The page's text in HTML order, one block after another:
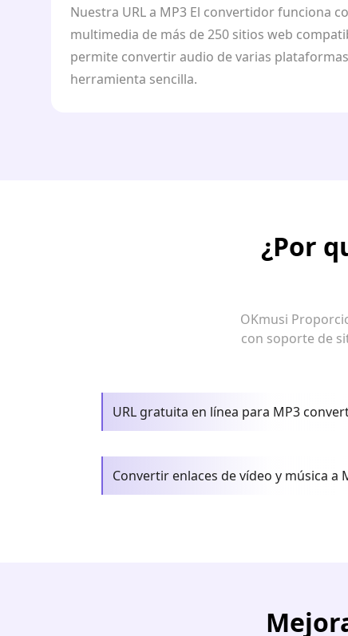
Nuestra URL a MP3 El convertidor funciona
multimedia de más de 250 sitios web
permite convertir audio de varias
herramienta sencilla.
¿Por
OKmusi
con soporte de
URL gratuita en línea para MP3
Convertir enlaces de vídeo y música a